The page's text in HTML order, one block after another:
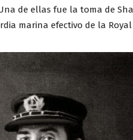
de ellas fue la toma de
marina efectivo de la Royal